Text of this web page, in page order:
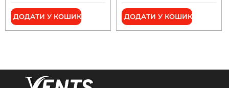
ДОДАТИ У КОШИК ДОДАТИ У КОШИК